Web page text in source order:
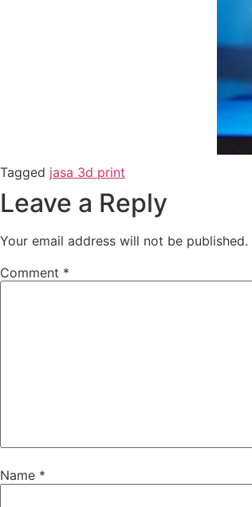
Tagged jasa 3d print
Leave a Reply
Your email address will not be published.
Comment *
Name *